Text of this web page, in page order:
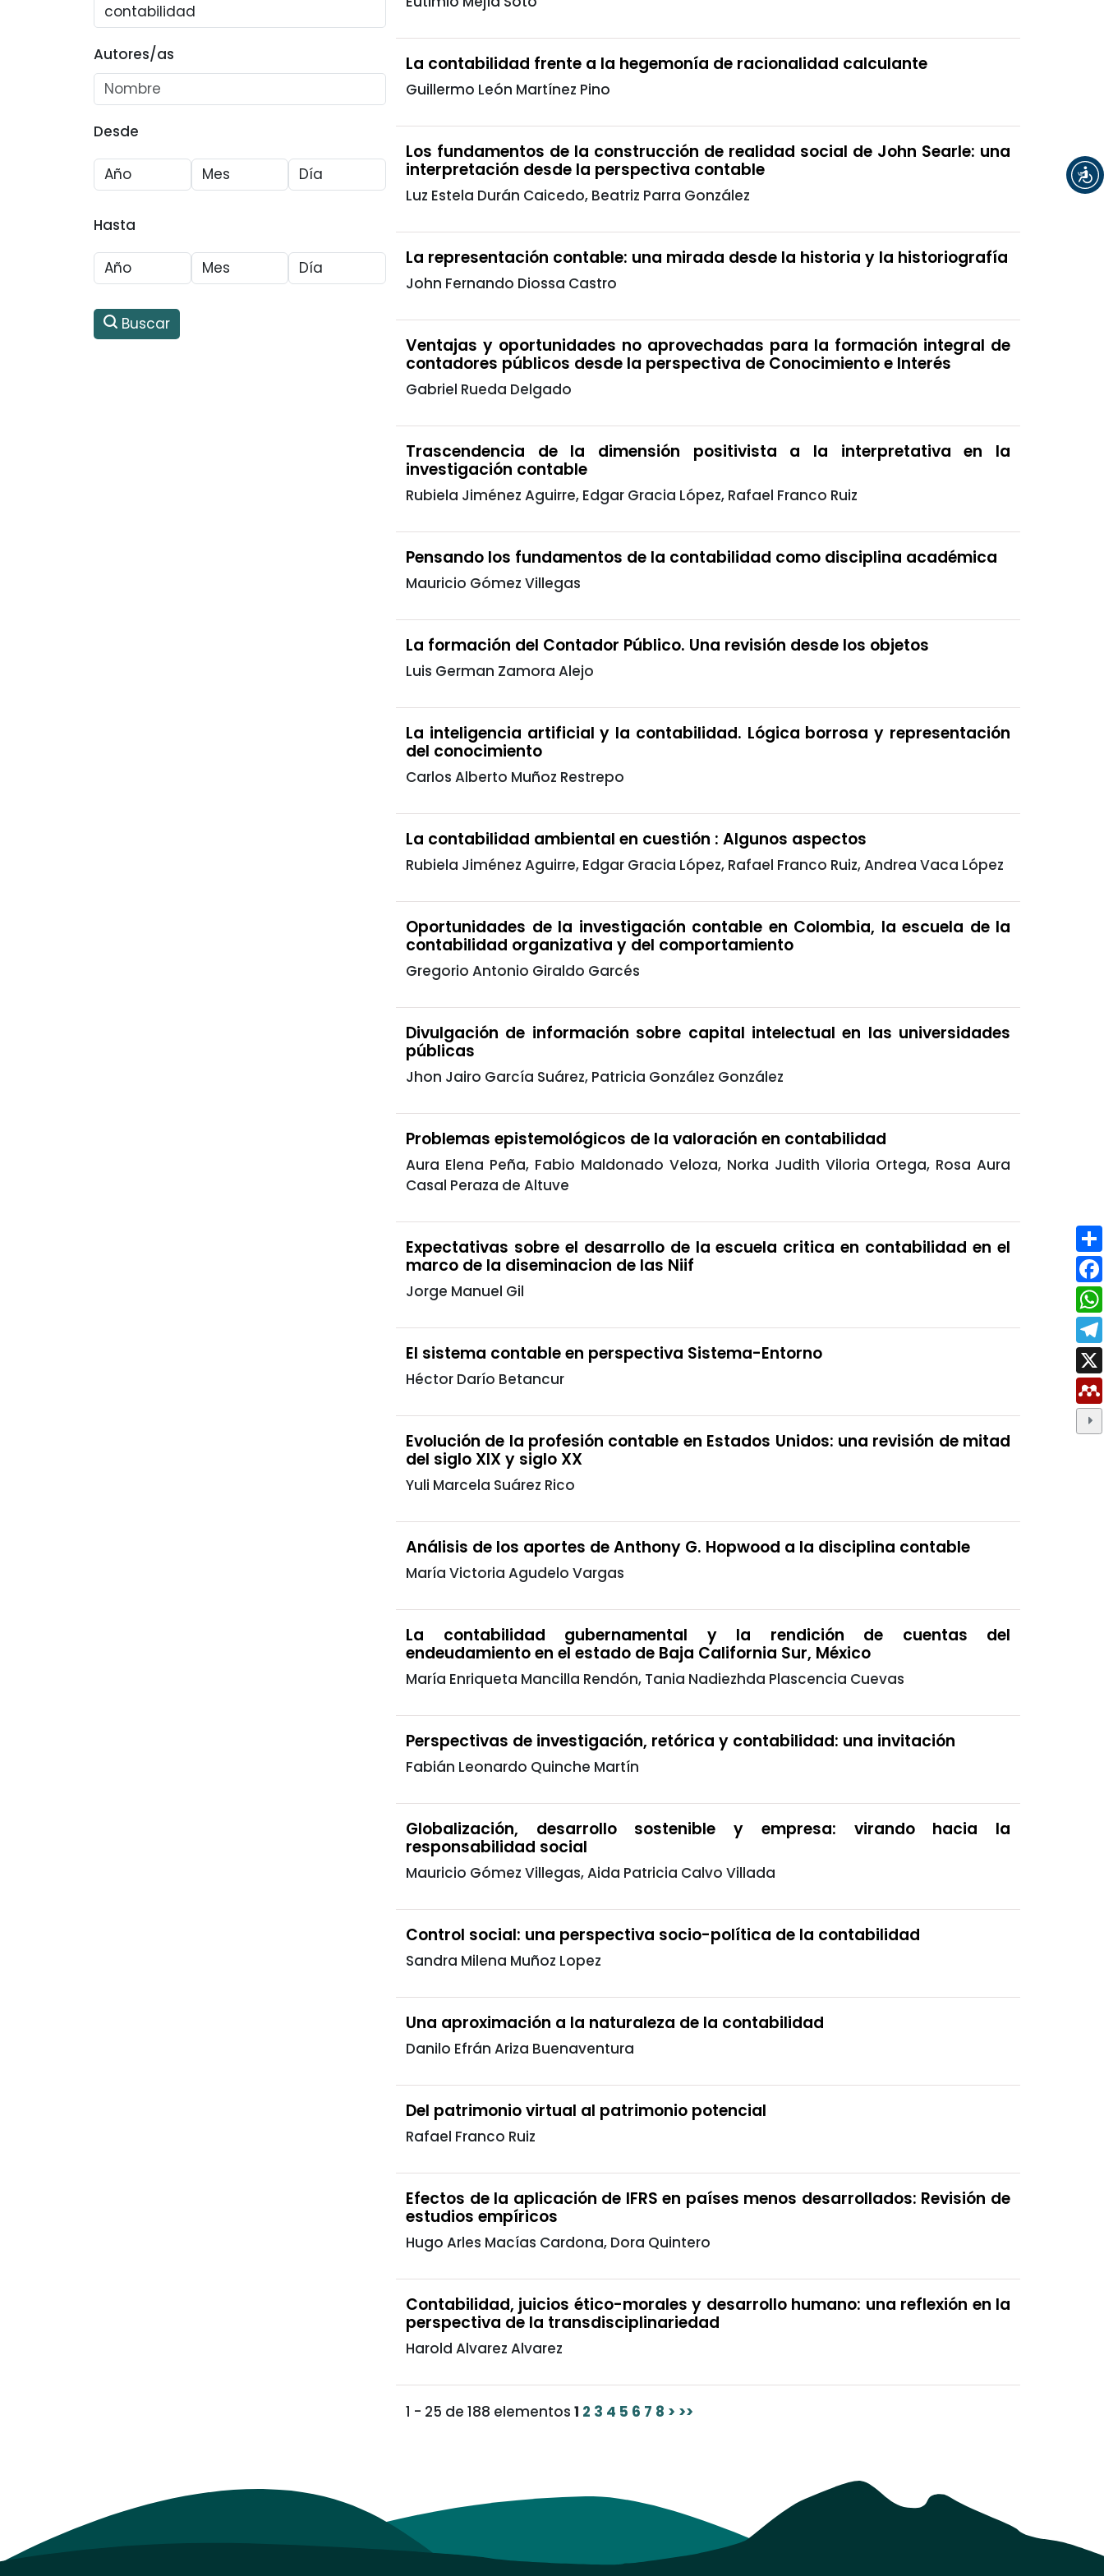
Autores/as
Desde
Hasta
Buscar
La contabilidad frente a la hegemonía de racionalidad calculante
Guillermo León Martínez Pino
Los fundamentos de la construcción de realidad social de John Searle: una
interpretación desde la perspectiva contable
Luz Estela Durán Caicedo, Beatriz Parra González
La representación contable: una mirada desde la historia y la historiografía
John Fernando Diossa Castro
Ventajas y oportunidades no aprovechadas para la formación integral de
contadores públicos desde la perspectiva de Conocimiento e Interés
Gabriel Rueda Delgado
Trascendencia de la dimensión positivista a la interpretativa en la
investigación contable
Rubiela Jiménez Aguirre, Edgar Gracia López, Rafael Franco Ruiz
Pensando los fundamentos de la contabilidad como disciplina académica
Mauricio Gómez Villegas
La formación del Contador Público. Una revisión desde los objetos
Luis German Zamora Alejo
La inteligencia artificial y la contabilidad. Lógica borrosa y representación
del conocimiento
Carlos Alberto Muñoz Restrepo
La contabilidad ambiental en cuestión : Algunos aspectos
Rubiela Jiménez Aguirre, Edgar Gracia López, Rafael Franco Ruiz, Andrea Vaca López
Oportunidades de la investigación contable en Colombia, la escuela de la
contabilidad organizativa y del comportamiento
Gregorio Antonio Giraldo Garcés
Divulgación de información sobre capital intelectual en las universidades
públicas
Jhon Jairo García Suárez, Patricia González González
Problemas epistemológicos de la valoración en contabilidad
Aura Elena Peña, Fabio Maldonado Veloza, Norka Judith Viloria Ortega, Rosa Aura
Casal Peraza de Altuve
Expectativas sobre el desarrollo de la escuela critica en contabilidad en el
marco de la diseminacion de las Niif
Jorge Manuel Gil
El sistema contable en perspectiva Sistema-Entorno
Héctor Darío Betancur
Evolución de la profesión contable en Estados Unidos: una revisión de mitad
del siglo XIX y siglo XX
Yuli Marcela Suárez Rico
Análisis de los aportes de Anthony G. Hopwood a la disciplina contable
María Victoria Agudelo Vargas
La contabilidad gubernamental y la rendición de cuentas del
endeudamiento en el estado de Baja California Sur, México
María Enriqueta Mancilla Rendón, Tania Nadiezhda Plascencia Cuevas
Perspectivas de investigación, retórica y contabilidad: una invitación
Fabián Leonardo Quinche Martín
Globalización, desarrollo sostenible y empresa: virando hacia la
responsabilidad social
Mauricio Gómez Villegas, Aida Patricia Calvo Villada
Control social: una perspectiva socio-política de la contabilidad
Sandra Milena Muñoz Lopez
Una aproximación a la naturaleza de la contabilidad
Danilo Efrán Ariza Buenaventura
Del patrimonio virtual al patrimonio potencial
Rafael Franco Ruiz
Efectos de la aplicación de IFRS en países menos desarrollados: Revisión de
estudios empíricos
Hugo Arles Macías Cardona, Dora Quintero
Contabilidad, juicios ético-morales y desarrollo humano: una reflexión en la
perspectiva de la transdisciplinariedad
Harold Alvarez Alvarez
1 - 25 de 188 elementos 1 2 3 4 5 6 7 8 > >>